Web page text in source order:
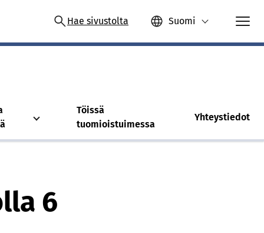
Hae sivustolta Suomi
Töissä
tuomioistuimessa
Yhteystiedot
6